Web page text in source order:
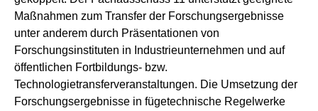
Maßnahmen zum Transfer der Forschungsergebnisse
unter anderem durch Präsentationen von
Forschungsinstituten in Industrieunternehmen und auf
öffentlichen Fortbildungs- bzw.
Technologietransferveranstaltungen. Die Umsetzung der
Forschungsergebnisse in fügetechnische Regelwerke